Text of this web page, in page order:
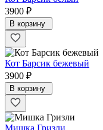
3900 ₽
В корзину
Кот Барсик бежевый
3900 ₽
В корзину